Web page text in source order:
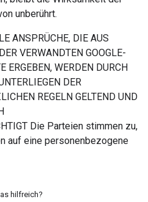
unberührt.
ANSPRÜCHE, DIE AUS
VERWANDTEN GOOGLE-
ERGEBEN, WERDEN DURCH
DER
REGELN GELTEND UND
Die Parteien stimmen zu,
auf eine personenbezogene
hilfreich?